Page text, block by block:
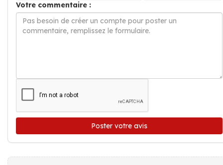
Votre commentaire :
Poster votre avis